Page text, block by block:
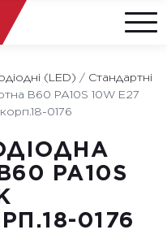
(LED) / Стандартні
B60 PA10S 10W E27
0176
PA10S
0176